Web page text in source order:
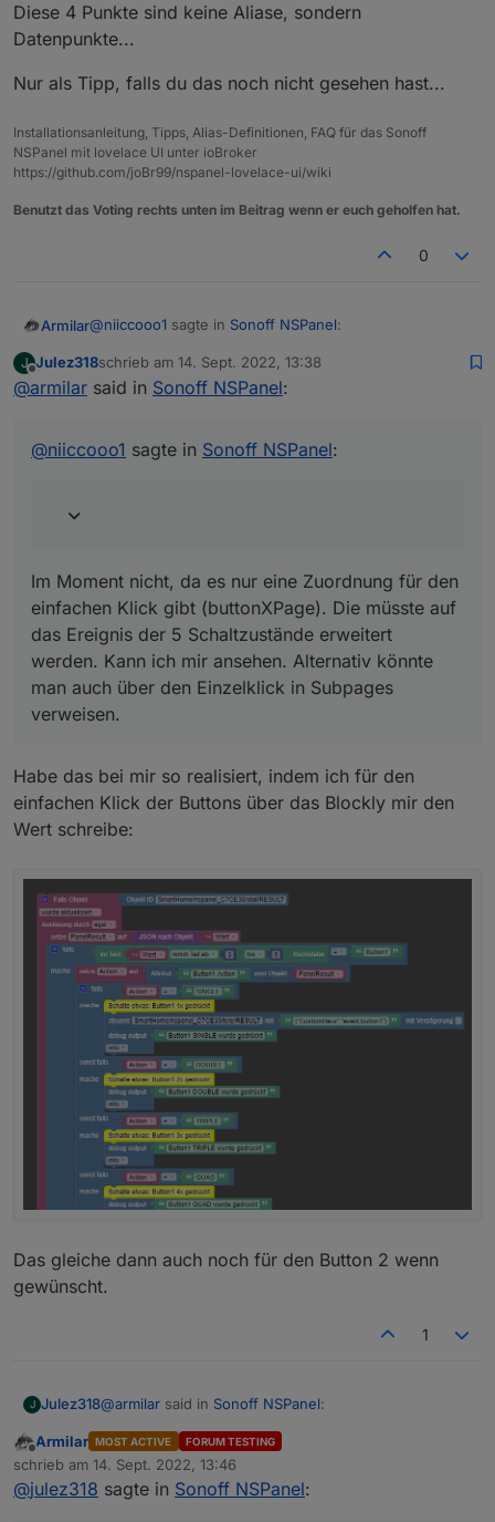
Diese 4 Punkte sind keine Aliase, sondern
Datenpunkte...
Nur als Tipp, falls du das noch nicht gesehen hast...
Installationsanleitung, Tipps, Alias-Definitionen, FAQ für das Sonoff
NSPanel mit lovelace UI unter ioBroker
https://github.com/joBr99/nspanel-lovelace-ui/wiki
Benutzt das Voting rechts unten im Beitrag wenn er euch geholfen hat.
0
Armilar@niiccooo1 sagte in Sonoff NSPanel:
@jens-wozny
Favoritenpages anzeigen zu lassen?
einfachen Klick gibt (buttonXPage). Die müsste auf das
Ereignis der 5 Schaltzustände erweitert werden. Kann
J
Offline
Julez318schrieb am 14. Sept. 2022, 13:38
zuletzt editiert von
@armilar said in Sonoff NSPanel:
@niiccooo1 sagte in Sonoff NSPanel:
Im Moment nicht, da es nur eine Zuordnung für den
einfachen Klick gibt (buttonXPage). Die müsste auf
das Ereignis der 5 Schaltzustände erweitert
werden. Kann ich mir ansehen. Alternativ könnte
man auch über den Einzelklick in Subpages
verweisen.
Habe das bei mir so realisiert, indem ich für den
einfachen Klick der Buttons über das Blockly mir den
Wert schreibe:
Das gleiche dann auch noch für den Button 2 wenn
gewünscht.
1
J Julez318@armilar said in Sonoff NSPanel:
@niiccooo1 sagte in
Habe das bei mir so realisiert, indem ich für den
Offline
Armilar MOST ACTIVE FORUM TESTING
schrieb am 14. Sept. 2022, 13:46
zuletzt editiert von
@julez318 sagte in Sonoff NSPanel: